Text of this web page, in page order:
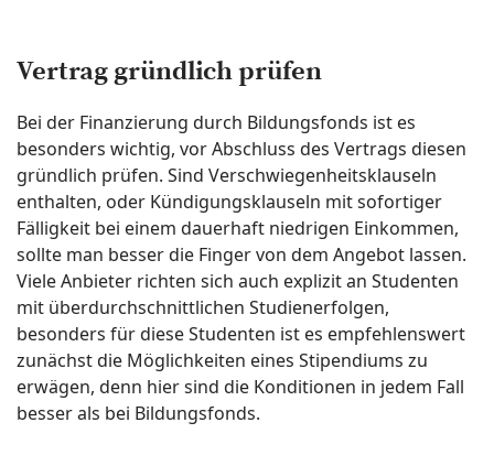
Vertrag gründlich prüfen
Bei der Finanzierung durch Bildungsfonds ist es
besonders wichtig, vor Abschluss des Vertrags diesen
gründlich prüfen. Sind Verschwiegenheitsklauseln
enthalten, oder Kündigungsklauseln mit sofortiger
Fälligkeit bei einem dauerhaft niedrigen Einkommen,
sollte man besser die Finger von dem Angebot lassen.
Viele Anbieter richten sich auch explizit an Studenten
mit überdurchschnittlichen Studienerfolgen,
besonders für diese Studenten ist es empfehlenswert
zunächst die Möglichkeiten eines Stipendiums zu
erwägen, denn hier sind die Konditionen in jedem Fall
besser als bei Bildungsfonds.